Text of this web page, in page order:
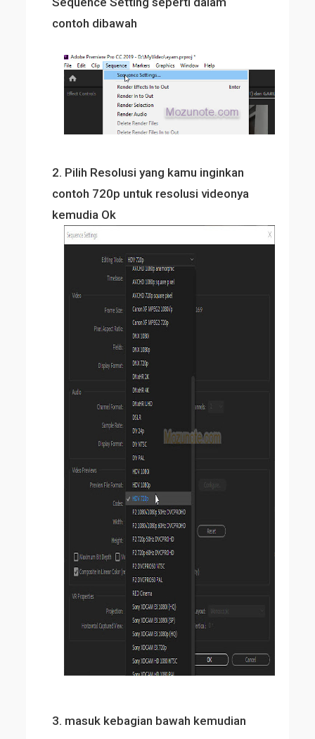
contoh dibawah
2. Pilih Resolusi yang kamu inginkan
contoh 720p untuk resolusi videonya
kemudia Ok
3. masuk kebagian bawah kemudian